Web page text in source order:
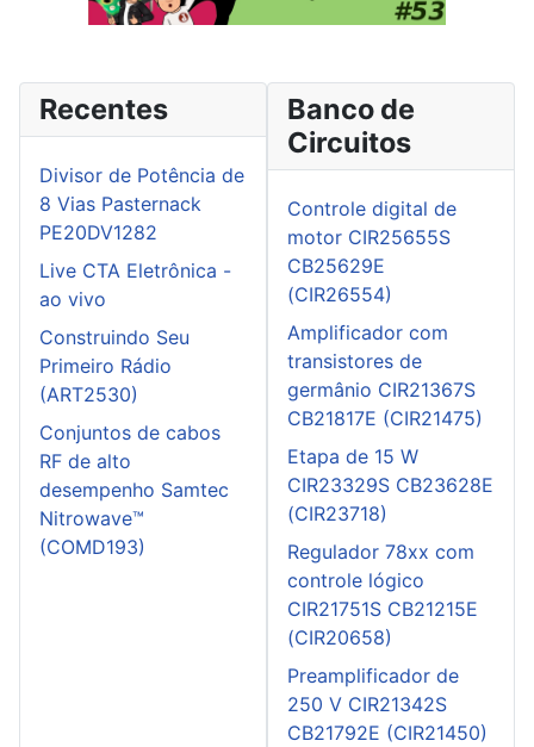
Recentes
Divisor de Potência de
8 Vias Pasternack
PE20DV1282
Live CTA Eletrônica -
ao vivo
Construindo Seu
Primeiro Rádio
(ART2530)
Conjuntos de cabos
RF de alto
desempenho Samtec
Nitrowave™
(COMD193)
Banco de
Circuitos
Controle digital de
motor CIR25655S
CB25629E
(CIR26554)
Amplificador com
transistores de
germânio CIR21367S
CB21817E (CIR21475)
Etapa de 15 W
CIR23329S CB23628E
(CIR23718)
Regulador 78xx com
controle lógico
CIR21751S CB21215E
(CIR20658)
Preamplificador de
250 V CIR21342S
CB21792E (CIR21450)